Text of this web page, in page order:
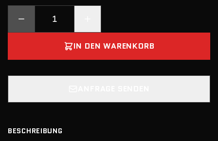
IN DEN WARENKORB
BESCHREIBUNG